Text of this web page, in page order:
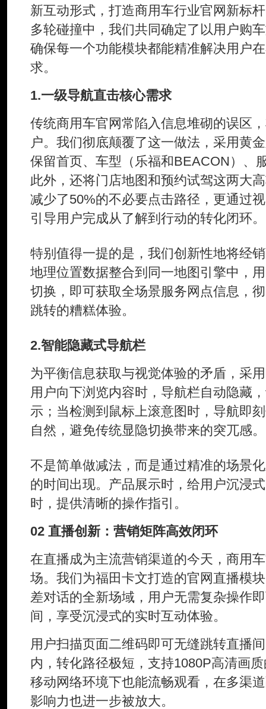
新互动形式，打造商用车行业官网新标
多轮碰撞中，我们共同确定了以用户购
确保每一个功能模块都能精准解决用户
求。
1.一级导航直击核心需求
传统商用车官网常陷入信息堆砌的误区
户。我们彻底颠覆了这一做法，采用黄
保留首页、车型（乐福和BEACON）、
此外，还将门店地图和预约试驾这两大
减少了50%的不必要点击路径，更通过
引导用户完成从了解到行动的转化闭环。
特别值得一提的是，我们创新性地将经
地理位置数据整合到同一地图引擎中，
切换，即可获取全场景服务网点信息，
跳转的糟糕体验。
2.智能隐藏式导航栏
为平衡信息获取与视觉体验的矛盾，采
用户向下浏览内容时，导航栏自动隐藏
示；当检测到鼠标上滚意图时，导航即
自然，避免传统显隐切换带来的突兀感。
不是简单做减法，而是通过精准的场景
的时间出现。产品展示时，给用户沉浸
时，提供清晰的操作指引。
02 直播创新：营销矩阵高效闭环
在直播成为主流营销渠道的今天，商用
场。我们为福田卡文打造的官网直播模
差对话的全新场域，用户无需复杂操作
间，享受沉浸式的实时互动体验。
用户扫描页面二维码即可无缝跳转直播
内，转化路径极短，支持1080P高清画
移动网络环境下也能流畅观看，在多渠
影响力也进一步被放大。